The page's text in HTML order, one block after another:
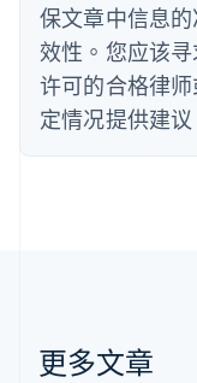
保文章中信息
效性。您应该
许可的合格律
定情况提供建议
更多文章
法国
Français English
芬兰
English Svenska
荷兰
立陶宛